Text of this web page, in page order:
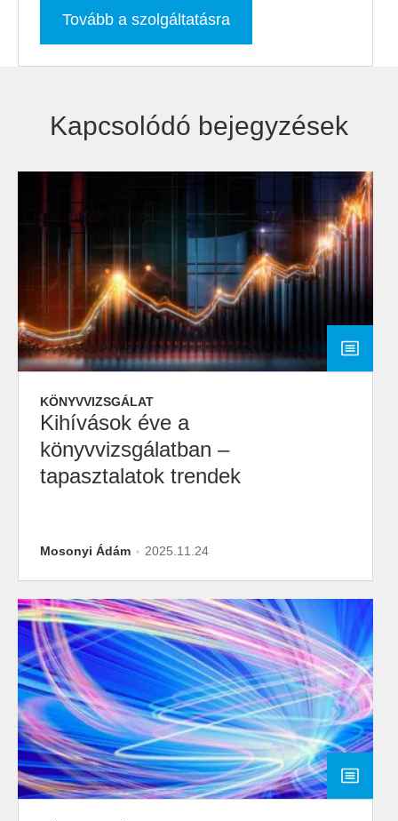
Tovább a szolgáltatásra
Kapcsolódó bejegyzések
KÖNYVVIZSGÁLAT
Kihívások éve a
könyvvizsgálatban –
tapasztalatok trendek
Mosonyi Ádám 2025.11.24